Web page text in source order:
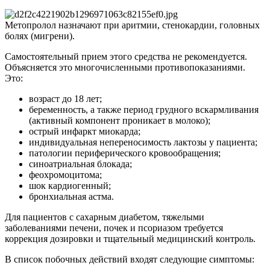
Метопролол назначают при аритмии, стенокардии, головных
болях (мигрени).
Самостоятельный прием этого средства не рекомендуется.
Объясняется это многочисленными противопоказаниями.
Это:
возраст до 18 лет;
беременность, а также период грудного вскармливания
(активный компонент проникает в молоко);
острый инфаркт миокарда;
индивидуальная непереносимость лактозы у пациента;
патологии периферического кровообращения;
синоатриальная блокада;
феохромоцитома;
шок кардиогенный;
бронхиальная астма.
Для пациентов с сахарным диабетом, тяжелыми
заболеваниями печени, почек и псориазом требуется
коррекция дозировки и тщательный медицинский контроль.
В список побочных действий входят следующие симптомы: